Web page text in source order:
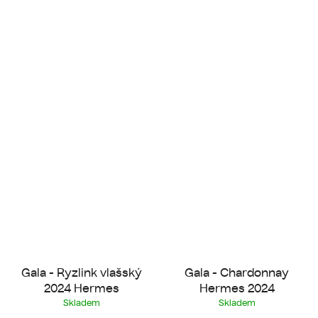
Gala - Ryzlink vlašský
2024 Hermes
Skladem
Gala - Chardonnay
Hermes 2024
Skladem